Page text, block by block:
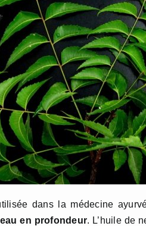
dans la médecine
en profondeur. L’huile de